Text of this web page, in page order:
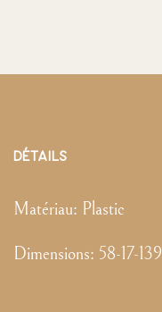
DÉTAILS
Matériau: Plastic
Dimensions: 58-17-139